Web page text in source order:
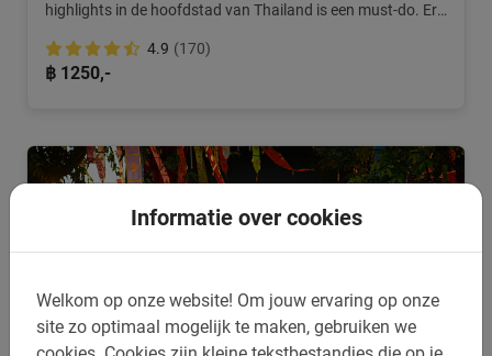
Informatie over cookies
Welkom op onze website! Om jouw ervaring op onze
site zo optimaal mogelijk te maken, gebruiken we
highlights in de hoofdstad van Thailand is een must-do. Erg
4.9 (170)
฿ 1250,-